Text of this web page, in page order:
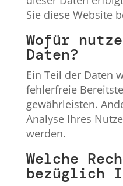
Sie diese Website
Wofür
Daten?
Ein Teil der Daten
fehlerfreie
gewährleisten.
Analyse Ihres
werden.
Welche
bezüglich